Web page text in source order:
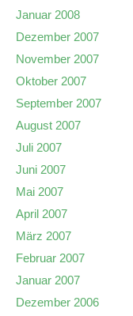
Januar 2008
Dezember 2007
November 2007
Oktober 2007
September 2007
August 2007
Juli 2007
Juni 2007
Mai 2007
April 2007
März 2007
Februar 2007
Januar 2007
Dezember 2006